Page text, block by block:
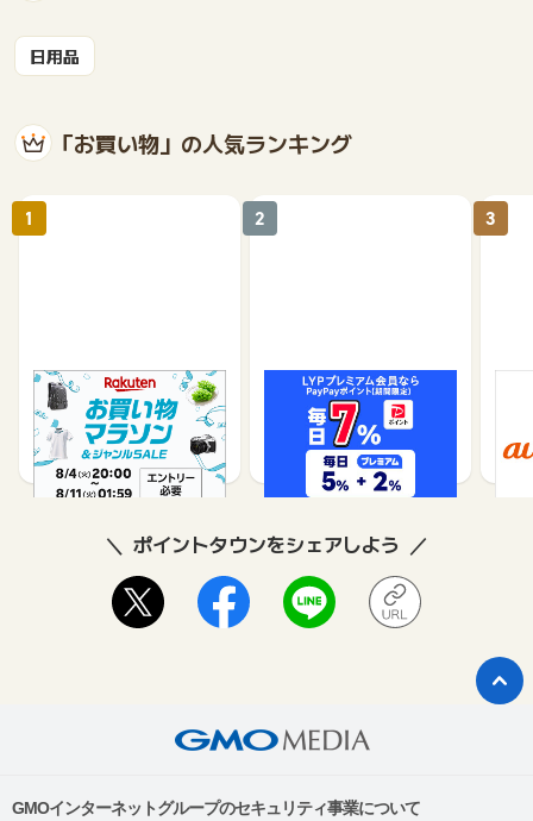
日用品
「お買い物」の人気ランキング
楽天市場
1%
1
Yahoo!ショッピング
1%
2 3
ポイントタウンをシェアしよう
GMOインターネットグループのセキュリティ事業について